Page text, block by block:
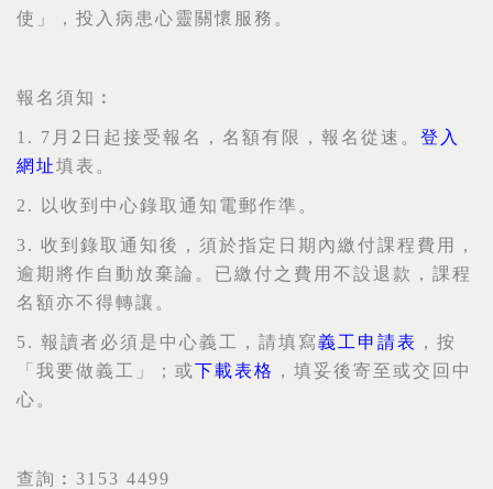
使」，投入病患心靈關懷服務。
報名須知︰
1. 7 月 2 日起接受報名，名額有限，報名從速。 登入
網址填表。
2. 以收到中心錄取通知電郵作準。
3. 收到錄取通知後，須於指定日期內繳付課程費用，
逾期將作自動放棄論。已繳付之費用不設退款，課程
名額亦不得轉讓。
5. 報讀者必須是中心義工，請填寫義工申請表 ，按
「我要做義工」；或下載表格 ，填妥後寄至或交回中
心。
查詢︰ 3153 4499